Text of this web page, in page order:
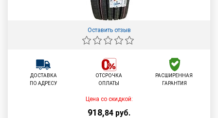
Оставить отзыв
ДОСТАВКА
ПО АДРЕСУ
ОТСРОЧКА
ОПЛАТЫ
РАСШИРЕННАЯ
ГАРАНТИЯ
Цена со скидкой:
918,84 руб.